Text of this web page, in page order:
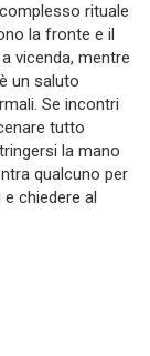
rituale
la fronte e il
vicenda, mentre
un saluto
Se incontri
tutto
la mano
qualcuno per
chiedere al